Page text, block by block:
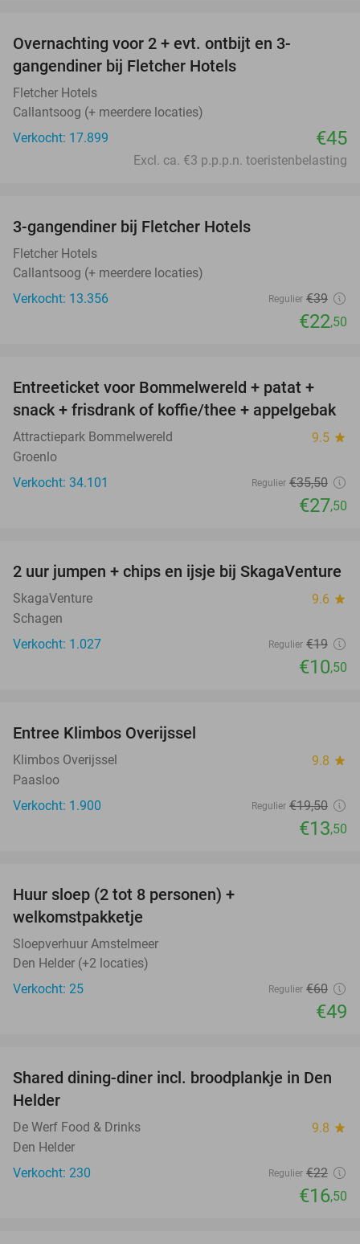
Overnachting voor 2 + evt. ontbijt en 3-
gangendiner bij Fletcher Hotels
Fletcher Hotels
Callantsoog (+ meerdere locaties)
Verkocht: 17.899
€45
Excl. ca. €3 p.p.p.n. toeristenbelasting
3-gangendiner bij Fletcher Hotels
Fletcher Hotels
Callantsoog (+ meerdere locaties)
Verkocht: 13.356
Regulier €39
€22,50
23%
Entreeticket voor Bommelwereld + patat +
snack + frisdrank of koffie/thee + appelgebak
Attractiepark Bommelwereld 9.5 star
Groenlo
Verkocht: 34.101
Regulier €35,50
€27,50
45%
2 uur jumpen + chips en ijsje bij SkagaVenture
SkagaVenture 9.6 star
Schagen
Verkocht: 1.027
Regulier €19
€10,50
Entree Klimbos Overijssel
Klimbos Overijssel 9.8 star
Paasloo
Verkocht: 1.900
Regulier €19,50
€13,50
Huur sloep (2 tot 8 personen) +
welkomstpakketje
Sloepverhuur Amstelmeer
Den Helder (+2 locaties)
Verkocht: 25
Regulier €60
€49
25%
Shared dining-diner incl. broodplankje in Den
Helder
De Werf Food & Drinks 9.8 star
Den Helder
Verkocht: 230
Regulier €22
€16,50